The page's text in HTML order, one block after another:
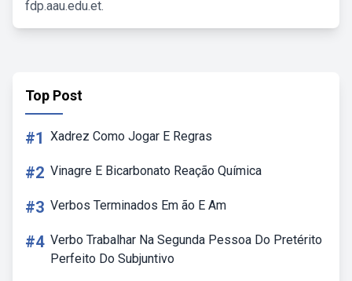
fdp.aau.edu.et.
Top Post
#1 Xadrez Como Jogar E Regras
#2 Vinagre E Bicarbonato Reação Química
#3 Verbos Terminados Em ão E Am
#4 Verbo Trabalhar Na Segunda Pessoa Do Pretérito
Perfeito Do Subjuntivo